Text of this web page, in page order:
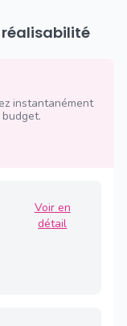
réalisabilité
instantanément
Voir en
détail